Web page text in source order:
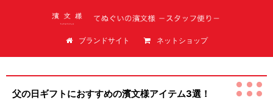
ブランドサイト ネットショップ
父の日ギフトにおすすめの濱文様アイテム3選！